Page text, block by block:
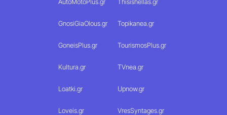
GnosiGiaOlous.gr Topikanea.gr
GoneisPlus.gr TourismosPlus.gr
Kultura.gr TVnea.gr
Loatki.gr Upnow.gr
Loveis.gr VresSyntages.gr